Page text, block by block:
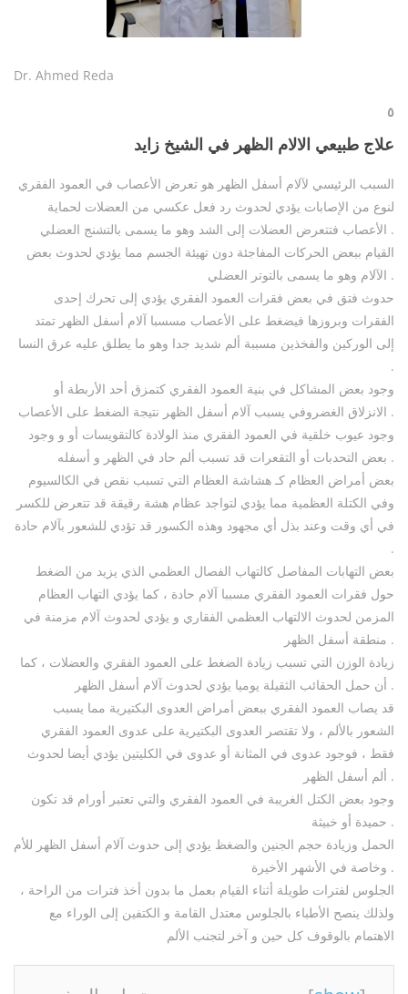
Dr. Ahmed Reda
٥
علاج طبيعي الالام الظهر في الشيخ زايد
السبب الرئيسي لآلام أسفل الظهر هو تعرض الأعصاب في العمود الفقري
لنوع من الإصابات يؤدي لحدوث رد فعل عكسي من العضلات لحماية
الأعصاب فتتعرض العضلات إلى الشد وهو ما يسمى بالتشنج العضلي .
القيام ببعض الحركات المفاجئة دون تهيئة الجسم مما يؤدي لحدوث بعض
الآلام وهو ما يسمى بالتوتر العضلي .
حدوث فتق في بعض فقرات العمود الفقري يؤدي إلى تحرك إحدى
الفقرات وبروزها فيضغط على الأعصاب مسسبا آلام أسفل الظهر تمتد
إلى الوركين والفخذين مسببة ألم شديد جدا وهو ما يطلق عليه عرق النسا
.
وجود بعض المشاكل في بنية العمود الفقري كتمزق أحد الأربطة أو
الانزلاق الغضروفي يسبب آلام أسفل الظهر نتيجة الضغط على الأعصاب .
وجود عيوب خلقية في العمود الفقري منذ الولادة كالتقويسات أو و وجود
بعض التحدبات أو التقعرات قد تسبب ألم حاد في الظهر و أسفله .
بعض أمراض العظام كـ هشاشة العظام التي تسبب نقص في الكالسيوم
وفي الكتلة العظمية مما يؤدي لتواجد عظام هشة رقيقة قد تتعرض للكسر
في أي وقت وعند بذل أي مجهود وهذه الكسور قد تؤدي للشعور بآلام حادة
.
بعض التهابات المفاصل كالتهاب الفصال العظمي الذي يزيد من الضغط
حول فقرات العمود الفقري مسببا آلام حادة ، كما يؤدي التهاب العظام
المزمن لحدوث الالتهاب العظمي الفقاري و يؤدي لحدوث آلام مزمنة في
منطقة أسفل الظهر .
زيادة الوزن التي تسبب زيادة الضغط على العمود الفقري والعضلات ، كما
أن حمل الحقائب الثقيلة يوميا يؤدي لحدوث آلام أسفل الظهر .
قد يصاب العمود الفقري ببعض أمراض العدوى البكتيرية مما يسبب
الشعور بالألم ، ولا تقتصر العدوى البكتيرية على عدوى العمود الفقري
فقط ، فوجود عدوى في المثانة أو عدوى في الكليتين يؤدي أيضا لحدوث
ألم أسفل الظهر .
وجود بعض الكتل الغريبة في العمود الفقري والتي تعتبر أورام قد تكون
حميدة أو خبيثة .
الحمل وزيادة حجم الجنين والضغظ يؤدي إلى حدوث آلام أسفل الظهر للأم
وخاصة في الأشهر الأخيرة .
الجلوس لفترات طويلة أثناء القيام بعمل ما بدون أخذ فترات من الراحة ،
ولذلك ينصح الأطباء بالجلوس معتدل القامة و الكتفين إلى الوراء مع
الاهتمام بالوقوف كل حين و آخر لتجنب الألم